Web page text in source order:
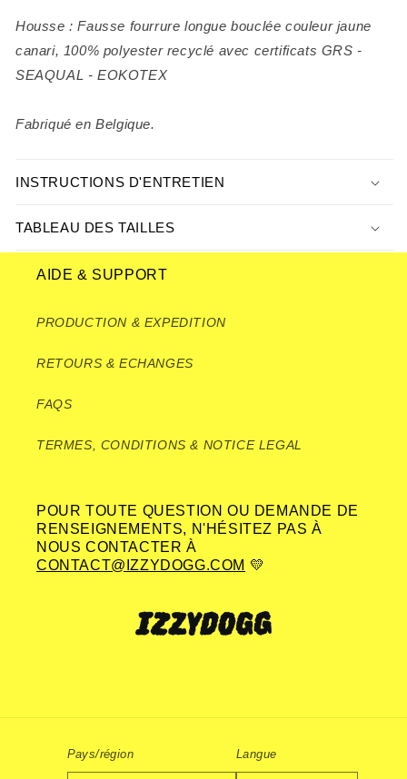
Housse : Fausse fourrure longue bouclée couleur jaune
canari, 100% polyester recyclé avec certificats GRS -
SEAQUAL - EOKOTEX
Fabriqué en Belgique.
INSTRUCTIONS D'ENTRETIEN
TABLEAU DES TAILLES
AIDE & SUPPORT
PRODUCTION & EXPEDITION
RETOURS & ECHANGES
FAQS
TERMES, CONDITIONS & NOTICE LEGAL
POUR TOUTE QUESTION OU DEMANDE DE
RENSEIGNEMENTS, N'HÉSITEZ PAS À
NOUS CONTACTER À
CONTACT@IZZYDOGG.COM 💛
Pays/région Langue